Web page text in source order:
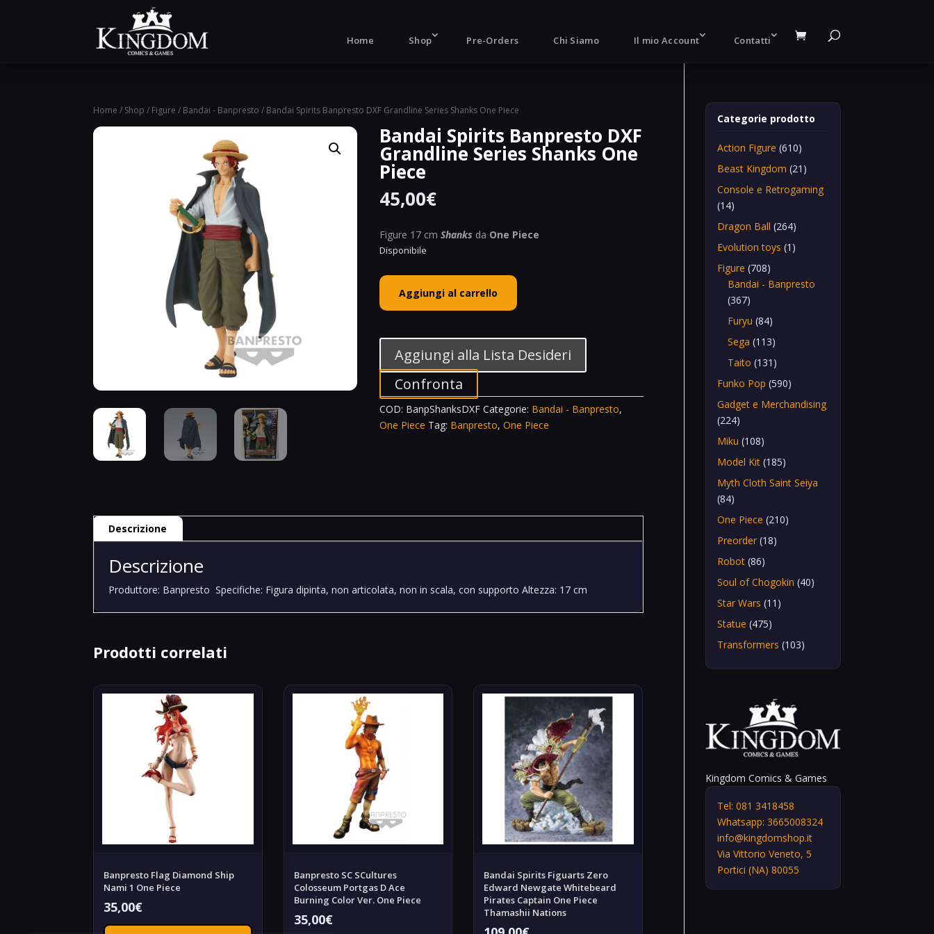
Home Shop Pre-Orders Chi Siamo Il mio Account Contatti
Home / Shop / Figure / Bandai - Banpresto / Bandai Spirits Banpresto DXF Grandline Series Shanks One Piece
Bandai Spirits Banpresto DXF
Grandline Series Shanks One
Piece
45,00€
Figure 17 cmShanks da One Piece
Disponibile
Bandai
Spirits
Banpresto
Series
Shanks
One
Piece
quantità
Aggiungi al carrello
Aggiungi alla Lista Desideri
Confronta
COD: BanpShanksDXF Categorie: Bandai - Banpresto,
One Piece Tag: Banpresto,One Piece
Descrizione
Descrizione
Produttore: BanprestoSpecifiche: Figura dipinta, non articolata, non in scala, con supportoAltezza: 17 cm
Prodotti correlati
Banpresto Flag Diamond Ship
Nami 1 One Piece
35,00€
Banpresto SC SCultures
Colosseum Portgas D Ace
Burning Color Ver. One Piece
35,00€
Bandai Spirits Figuarts Zero
Edward Newgate Whitebeard
Pirates Captain One Piece
Thamashii Nations
Categorie prodotto
Action Figure (610)
Beast Kingdom (21)
Console e Retrogaming
(14)
Dragon Ball (264)
Evolution toys (1)
Figure (708)
Bandai - Banpresto
(367)
Furyu (84)
Sega (113)
Taito (131)
Funko Pop (590)
Gadget e Merchandising
(224)
Miku (108)
Model Kit (185)
Myth Cloth Saint Seiya
(84)
One Piece (210)
Preorder (18)
Robot (86)
Soul of Chogokin (40)
Star Wars (11)
Statue (475)
Transformers (103)
Kingdom Comics & Games
Tel: 081 3418458
Whatsapp: 3665008324
info@kingdomshop.it
Via Vittorio Veneto, 5
Portici (NA) 80055